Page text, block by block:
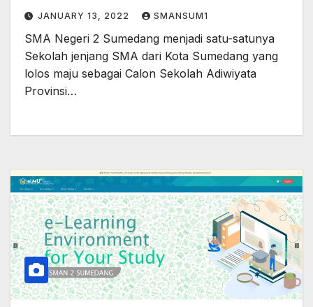
JANUARY 13, 2022 SMANSUM1
SMA Negeri 2 Sumedang menjadi satu-satunya
Sekolah jenjang SMA dari Kota Sumedang yang
lolos maju sebagai Calon Sekolah Adiwiyata
Provinsi…